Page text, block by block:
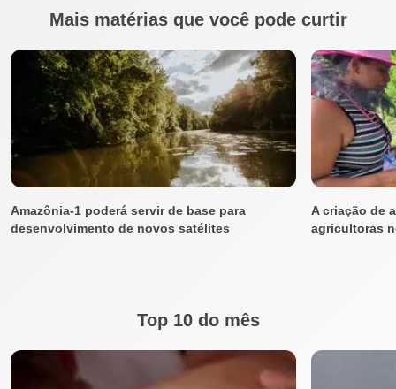
Mais matérias que você pode curtir
Amazônia-1 poderá servir de base para
desenvolvimento de novos satélites
A criação de
agricultoras
Top 10 do mês